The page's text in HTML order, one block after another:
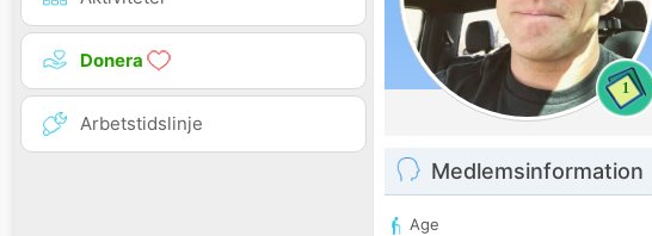
Donera
Arbetstidslinje
1
Medlemsinformation
Age